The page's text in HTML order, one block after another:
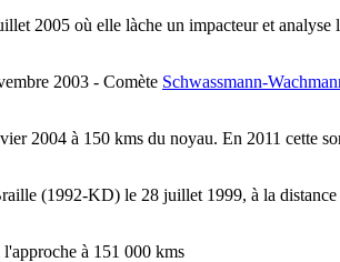
2005 où elle làche un impacteur et
2003 - Comète Schwassmann-
2004 à 150 kms du noyau. En 2011 cette
(1992-KD) le 28 juillet 1999, à la
l'approche à 151 000 kms